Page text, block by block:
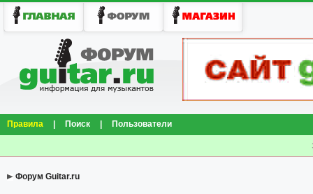
Правила Поиск Пользователи
Форум Guitar.ru